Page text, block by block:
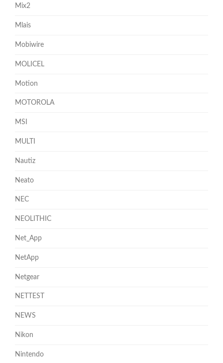
Mix2
Mlais
Mobiwire
MOLICEL
Motion
MOTOROLA
MSI
MULTI
Nautiz
Neato
NEC
NEOLITHIC
Net_App
NetApp
Netgear
NETTEST
NEWS
Nikon
Nintendo